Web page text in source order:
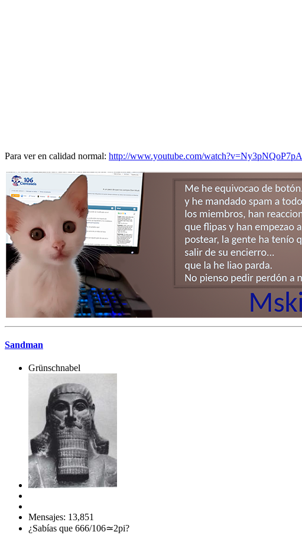
Para ver en calidad normal: http://www.youtube.com/watch?v=Ny3pNQoP7pA
Sandman
Grünschnabel
Mensajes: 13,851
¿Sabías que 666/106≃2pi?